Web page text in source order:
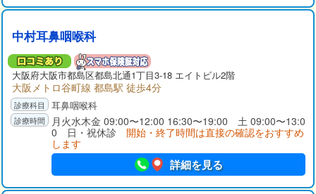
中村耳鼻咽喉科
大阪府大阪市都島区都島北通1丁目3-18 エイトビル2階
大阪メトロ谷町線 都島駅 徒歩4分
耳鼻咽喉科
月火水木金 09:00〜12:00 16:30〜19:00 土 09:00〜13:0
0 日・祝休診 開始・終了時間は直接の確認をおすすめ
します
詳細を見る